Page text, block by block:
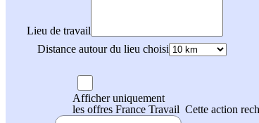
Lieu de travail
Distance autour du lieu choisi
Afficher uniquement
les offres France Travail Cette action